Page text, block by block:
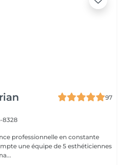
97
8328
professionnelle en constante
une équipe de 5 esthéticiennes